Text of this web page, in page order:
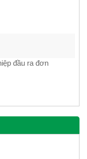
đầu ra đơn